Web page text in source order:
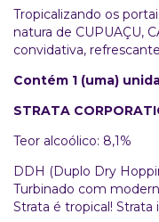
Tropicalizando os
natura de CUPUAÇU,
convidativa,
Contém 1 (uma)
STRATA
Teor alcoólico: 8,1%
DDH (Duplo Dry
Turbinado com
Strata é tropical! Strata